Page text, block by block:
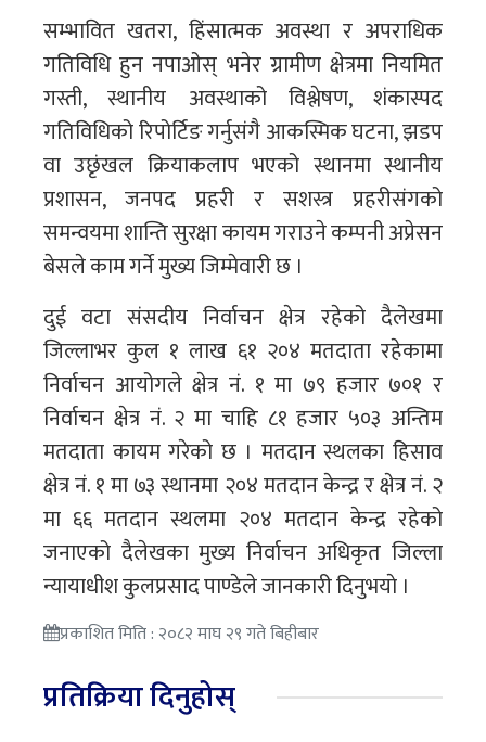
सम्भावित खतरा, हिंसात्मक अवस्था र अपराधिक
गतिविधि हुन नपाओस् भनेर ग्रामीण क्षेत्रमा नियमित
गस्ती, स्थानीय अवस्थाको विश्लेषण, शंकास्पद
गतिविधिको रिपोर्टिङ गर्नुसंगै आकस्मिक घटना, झडप
वा उछृंखल क्रियाकलाप भएको स्थानमा स्थानीय
प्रशासन, जनपद प्रहरी र सशस्त्र प्रहरीसंगको
समन्वयमा शान्ति सुरक्षा कायम गराउने कम्पनी अप्रेसन
बेसले काम गर्ने मुख्य जिम्मेवारी छ ।
दुई वटा संसदीय निर्वाचन क्षेत्र रहेको दैलेखमा
जिल्लाभर कुल १ लाख ६१ २०४ मतदाता रहेकामा
निर्वाचन आयोगले क्षेत्र नं. १ मा ७९ हजार ७०१ र
निर्वाचन क्षेत्र नं. २ मा चाहि ८१ हजार ५०३ अन्तिम
मतदाता कायम गरेको छ । मतदान स्थलका हिसाव
क्षेत्र नं. १ मा ७३ स्थानमा २०४ मतदान केन्द्र र क्षेत्र नं. २
मा ६६ मतदान स्थलमा २०४ मतदान केन्द्र रहेको
जनाएको दैलेखका मुख्य निर्वाचन अधिकृत जिल्ला
न्यायाधीश कुलप्रसाद पाण्डेले जानकारी दिनुभयाे ।
प्रकाशित मिति : २०८२ माघ २९ गते बिहीबार
प्रतिक्रिया दिनुहोस्